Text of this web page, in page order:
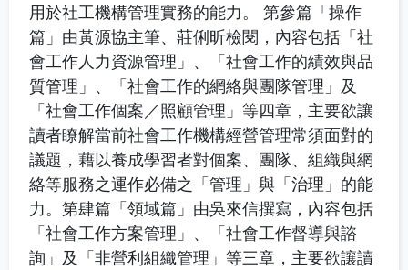
用於社工機構管理實務的能力。 第參篇「操作
篇」由黃源協主筆、莊俐昕檢閱，內容包括「社
會工作人力資源管理」、「社會工作的績效與品
質管理」、「社會工作的網絡與團隊管理」及
「社會工作個案／照顧管理」等四章，主要欲讓
讀者瞭解當前社會工作機構經營管理常須面對的
議題，藉以養成學習者對個案、團隊、組織與網
絡等服務之運作必備之「管理」與「治理」的能
力。第肆篇「領域篇」由吳來信撰寫，內容包括
「社會工作方案管理」、「社會工作督導與諮
詢」及「非營利組織管理」等三章，主要欲讓讀